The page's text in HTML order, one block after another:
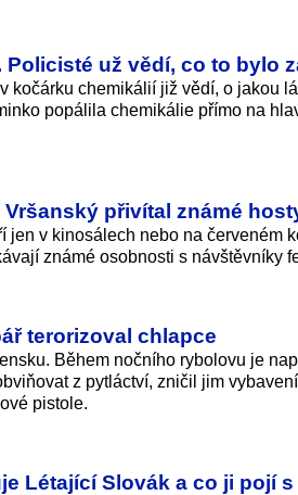
už vědí, co to bylo
kočárku chemikálií již vědí, o jakou
popálila chemikálie přímo na
přivítal známé
jen v kinosálech nebo na červeném
známé osobnosti s návštěvníky
terorizoval chlapce
Během nočního rybolovu je
z pytláctví, zničil jim
pistole.
Létající Slovák a co ji pojí